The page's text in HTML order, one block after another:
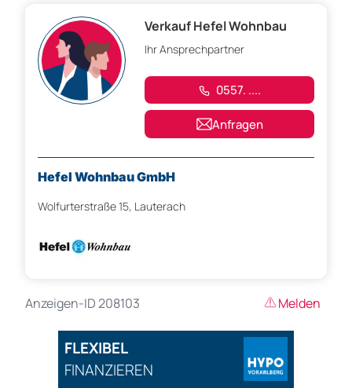
Verkauf Hefel Wohnbau
Ihr Ansprechpartner
0557. ....
Anfragen
Hefel Wohnbau GmbH
Wolfurterstraße 15, Lauterach
Anzeigen-ID 208103 Melden
FLEXIBEL
FINANZIEREN